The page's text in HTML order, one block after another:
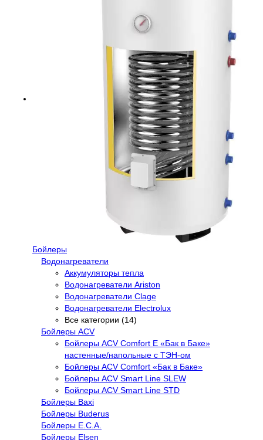
Бойлеры
Водонагреватели
Аккумуляторы тепла
Водонагреватели Ariston
Водонагреватели Clage
Водонагреватели Electrolux
Все категории (14)
Бойлеры ACV
Бойлеры ACV Comfort E «Бак в Баке»
настенные/напольные c ТЭН-ом
Бойлеры ACV Comfort «Бак в Баке»
Бойлеры ACV Smart Line SLEW
Бойлеры ACV Smart Line STD
Бойлеры Baxi
Бойлеры Buderus
Бойлеры E.C.A.
Бойлеры Elsen